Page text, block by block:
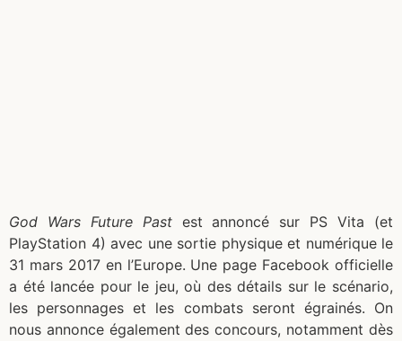
God Wars Future Pastest annoncé sur PS Vita (et
PlayStation 4) avec une sortie physique et numérique le
31 mars 2017 en l’Europe. Une page Facebook officielle
a été lancée pour le jeu, où des détails sur le scénario,
les personnages et les combats seront égrainés. On
nous annonce également des concours, notamment dès